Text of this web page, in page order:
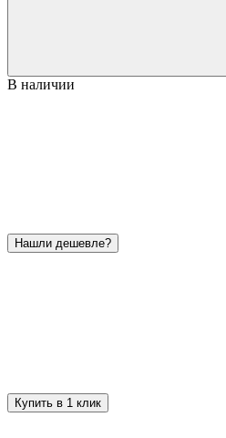
В наличии
Нашли дешевле?
Купить в 1 клик